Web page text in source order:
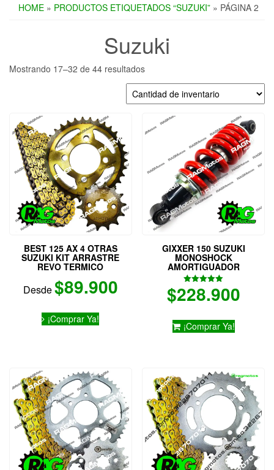
HOME » PRODUCTOS ETIQUETADOS “SUZUKI” » PÁGINA 2
Suzuki
Mostrando 17–32 de 44 resultados
BEST 125 AX 4 OTRAS
SUZUKI KIT ARRASTRE
REVO TERMICO
Desde$89.900
¡Comprar Ya!
Este
Las
opciones
se
pueden
elegir
en
la
página
GIXXER 150 SUZUKI
MONOSHOCK
AMORTIGUADOR
Valorado
con
$228.900
¡Comprar Ya!